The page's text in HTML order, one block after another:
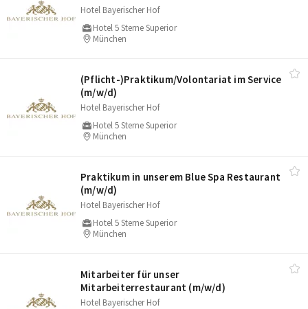
Hotel Bayerischer Hof
Hotel 5 Sterne Superior
München
(Pflicht-)Praktikum/​Volontariat im Service
(m/​w/​d)
Hotel Bayerischer Hof
Hotel 5 Sterne Superior
München
Praktikum in unserem Blue Spa Restaurant
(m/​w/​d)
Hotel Bayerischer Hof
Hotel 5 Sterne Superior
München
Mitarbeiter für unser
Mitarbeiterrestaurant (m/​w/​d)
Hotel Bayerischer Hof